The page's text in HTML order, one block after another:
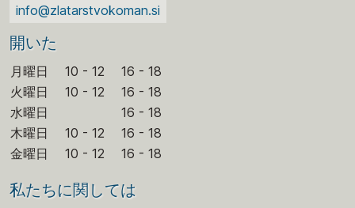
info@zlatarstvokoman.si
開いた
月曜日 10 - 12
16 - 18
火曜日
10 - 12
16 - 18
水曜日
16 - 18
木曜日
10 - 12
16 - 18
金曜日
10 - 12 16 - 18
私たちに関しては